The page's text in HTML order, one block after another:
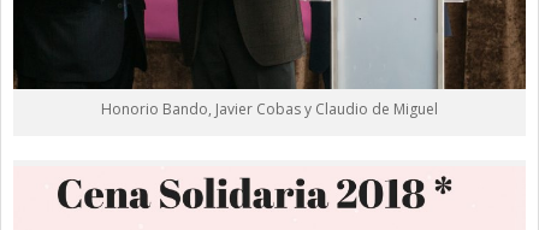
Honorio Bando, Javier Cobas y Claudio de Miguel